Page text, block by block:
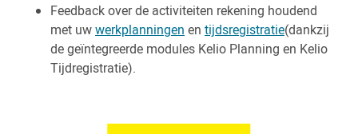
Feedback over de activiteiten rekening houdend
met uwwerkplanningen en tijdsregistratie(dankzij
de geïntegreerde modules Kelio Planning en Kelio
Tijdregistratie).